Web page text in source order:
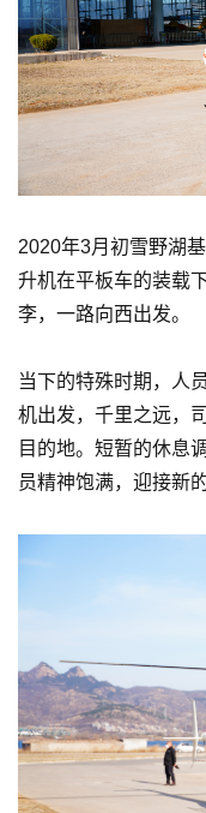
2020年3月初雪野湖
升机在平板车的装载
李，一路向西出发。
当下的特殊时期，人
机出发，千里之远，
目的地。短暂的休息
员精神饱满，迎接新